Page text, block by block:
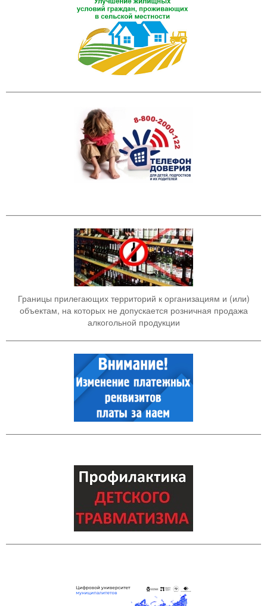
Границы прилегающих территорий к организациям и (или)
объектам, на которых не допускается розничная продажа
алкогольной продукции